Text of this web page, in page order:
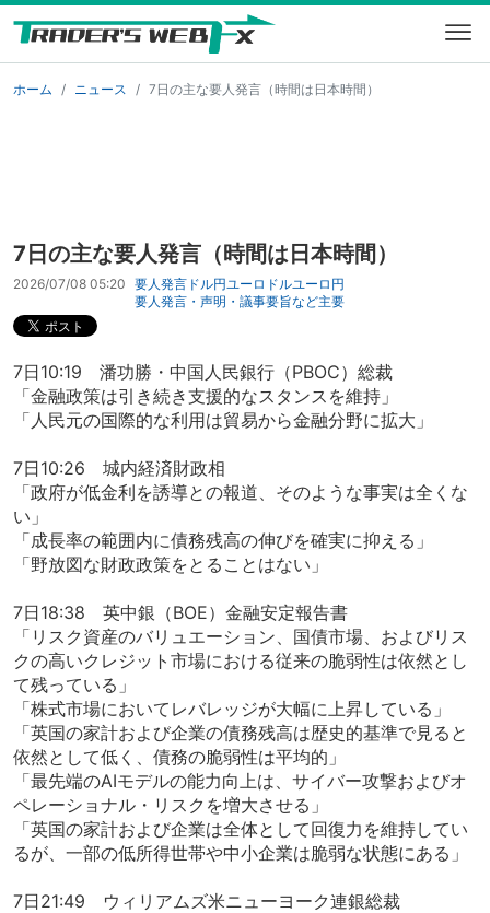
ホーム ニュース 7日の主な要人発言（時間は日本時間）
7日の主な要人発言（時間は日本時間）
2026/07/08 05:20 要人発言 ドル円ユーロドルユーロ円
要人発言・声明・議事要旨など主要
7日10:19 潘功勝・中国人民銀行（PBOC）総裁
「金融政策は引き続き支援的なスタンスを維持」
「人民元の国際的な利用は貿易から金融分野に拡大」
7日10:26 城内経済財政相
「政府が低金利を誘導との報道、そのような事実は全くな
い」
「成長率の範囲内に債務残高の伸びを確実に抑える」
「野放図な財政政策をとることはない」
7日18:38 英中銀（BOE）金融安定報告書
「リスク資産のバリュエーション、国債市場、およびリス
クの高いクレジット市場における従来の脆弱性は依然とし
て残っている」
「株式市場においてレバレッジが大幅に上昇している」
「英国の家計および企業の債務残高は歴史的基準で見ると
依然として低く、債務の脆弱性は平均的」
「最先端のAIモデルの能力向上は、サイバー攻撃およびオ
ペレーショナル・リスクを増大させる」
「英国の家計および企業は全体として回復力を維持してい
るが、一部の低所得世帯や中小企業は脆弱な状態にある」
7日21:49 ウィリアムズ米ニューヨーク連銀総裁